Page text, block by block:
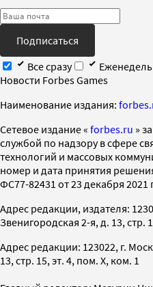
Подписаться
Все сразу
Новости Forbes Games
Наименование издания:
Cетевое издание « forbes.ru »
службой по надзору в сфере
технологий и массовых
номер и дата принятия
ФС77-82431 от 23 декабря 2021
Адрес редакции, издателя:
Звенигородская 2-я, д. 13, стр.
Адрес редакции: 123022, г.
13, стр. 15, эт. 4, пом. X, ком. 1